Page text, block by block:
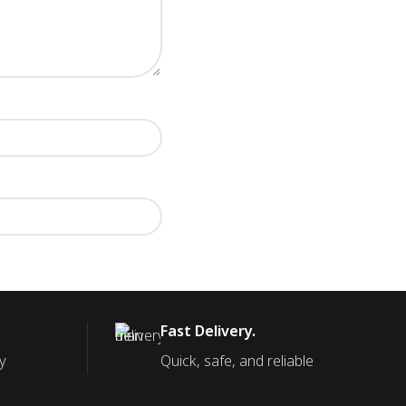
Fast Delivery.
Quick, safe, and reliable